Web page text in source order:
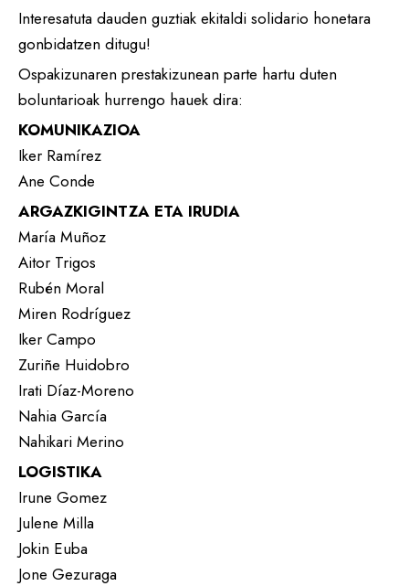
Interesatuta dauden guztiak ekitaldi solidario honetara
gonbidatzen ditugu!
Ospakizunaren prestakizunean parte hartu duten
boluntarioak hurrengo hauek dira:
KOMUNIKAZIOA
Iker Ramírez
Ane Conde
ARGAZKIGINTZA ETA IRUDIA
María Muñoz
Aitor Trigos
Rubén Moral
Miren Rodríguez
Iker Campo
Zuriñe Huidobro
Irati Díaz-Moreno
Nahia García
Nahikari Merino
LOGISTIKA
Irune Gomez
Julene Milla
Jokin Euba
Jone Gezuraga